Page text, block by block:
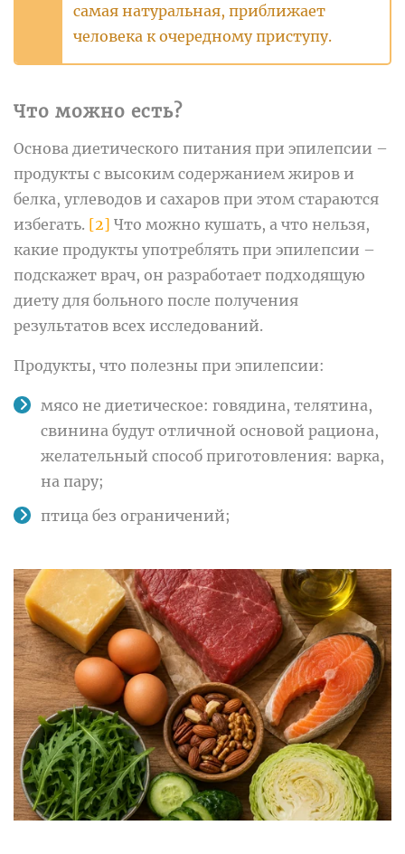
самая натуральная, приближает
человека к очередному приступу.
Что можно есть?
Основа диетического питания при эпилепсии –
продукты с высоким содержанием жиров и
белка, углеводов и сахаров при этом стараются
избегать. [2] Что можно кушать, а что нельзя,
какие продукты употреблять при эпилепсии –
подскажет врач, он разработает подходящую
диету для больного после получения
результатов всех исследований.
Продукты, что полезны при эпилепсии:
мясо не диетическое: говядина, телятина,
свинина будут отличной основой рациона,
желательный способ приготовления: варка,
на пару;
птица без ограничений;